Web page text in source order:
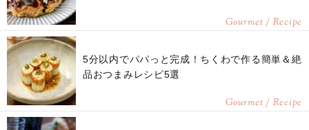
Gourmet / Recipe
5分以内でパパっと完成！ちくわで作る簡単＆絶
品おつまみレシピ5選
Gourmet / Recipe